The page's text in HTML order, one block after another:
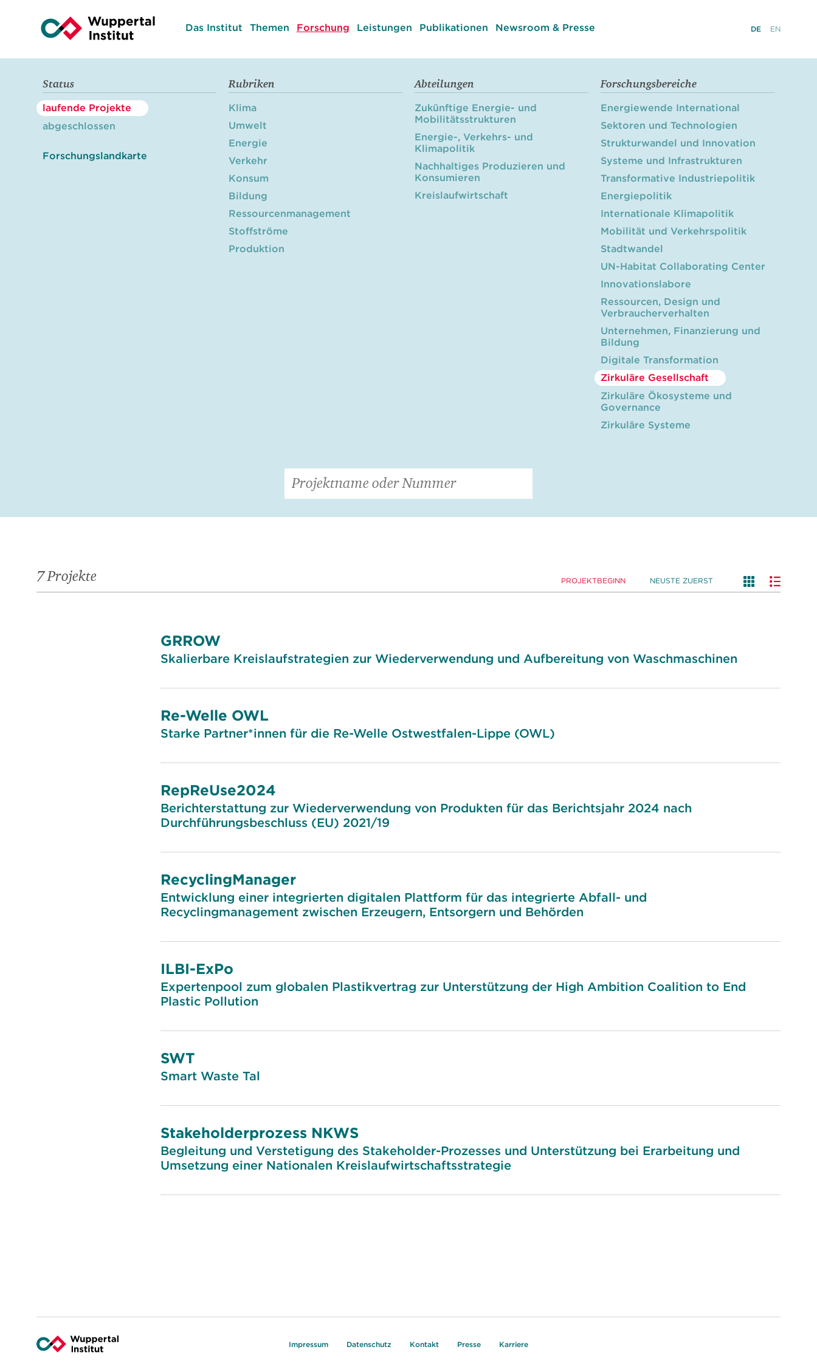
Das Institut Themen Forschung Leistungen Publikationen Newsroom & Presse DE EN
Status
laufende Projekte
abgeschlossen
Forschungslandkarte
Rubriken
Klima
Umwelt
Energie
Verkehr
Konsum
Bildung
Ressourcenmanagement
Stoffströme
Produktion
Abteilungen
Zukünftige Energie- und
Mobilitätsstrukturen
Energie-, Verkehrs- und
Klimapolitik
Nachhaltiges Produzieren und
Konsumieren
Kreislaufwirtschaft
Forschungsbereiche
Energiewende International
Sektoren und Technologien
Strukturwandel und Innovation
Systeme und Infrastrukturen
Transformative Industriepolitik
Energiepolitik
Internationale Klimapolitik
Mobilität und Verkehrspolitik
Stadtwandel
UN-Habitat Collaborating Center
Innovationslabore
Ressourcen, Design und
Verbraucherverhalten
Unternehmen, Finanzierung und
Bildung
Digitale Transformation
Zirkuläre Gesellschaft
Zirkuläre Ökosysteme und
Governance
Zirkuläre Systeme
7 Projekte PROJEKTBEGINN NEUSTE ZUERST
GRROW
Skalierbare Kreislaufstrategien zur Wiederverwendung und Aufbereitung von Waschmaschinen
Re-Welle OWL
Starke Partner*innen für die Re-Welle Ostwestfalen-Lippe (OWL)
RepReUse2024
Berichterstattung zur Wiederverwendung von Produkten für das Berichtsjahr 2024 nach
Durchführungsbeschluss (EU) 2021/19
RecyclingManager
Entwicklung einer integrierten digitalen Plattform für das integrierte Abfall- und
Recyclingmanagement zwischen Erzeugern, Entsorgern und Behörden
ILBI-ExPo
Expertenpool zum globalen Plastikvertrag zur Unterstützung der High Ambition Coalition to End
Plastic Pollution
SWT
Smart Waste Tal
Stakeholderprozess NKWS
Begleitung und Verstetigung des Stakeholder-Prozesses und Unterstützung bei Erarbeitung und
Umsetzung einer Nationalen Kreislaufwirtschaftsstrategie
Impressum Datenschutz Kontakt Presse Karriere